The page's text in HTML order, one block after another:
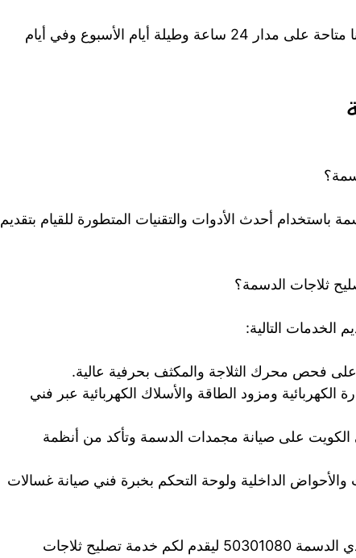
خدمة مميزة واشعار رخيصة كما ان خدمتنا متاحة على مدار 24 ساعة وطيلة أيام الأسبوع وفي أيام
أحدث الأدوات والتقنيات المتطورة للقيام بتقديم
ثلاجات الدسمة؟
الخدمات التالية:
فحص محرك الثلاجة والمكثف بحرفية عالية.
ومزود الطاقة والأسلاك الكهربائية عبر فني
الكويت على صيانة مجمدات الدسمة وتأكد من أنظمة
الداخلية ولوحة التحكم بخبرة فني صيانة غسالات
تواصلوا على الرقم فني صيانة ثلاجات هندي الدسمة 50301080 ليقدم لكم خدمة تصليح ثلاجات